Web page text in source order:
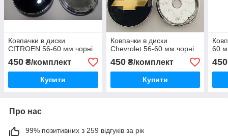
Ковпачки в диски
CITROEN 56-60 мм чорні
450 ₴/комплект
Купити
Ковпачки в диски
Chevrolet 56-60 мм чорні
450₴/комплект
Купити
60
450
Про нас
99% позитивних з 259 відгуків за рік